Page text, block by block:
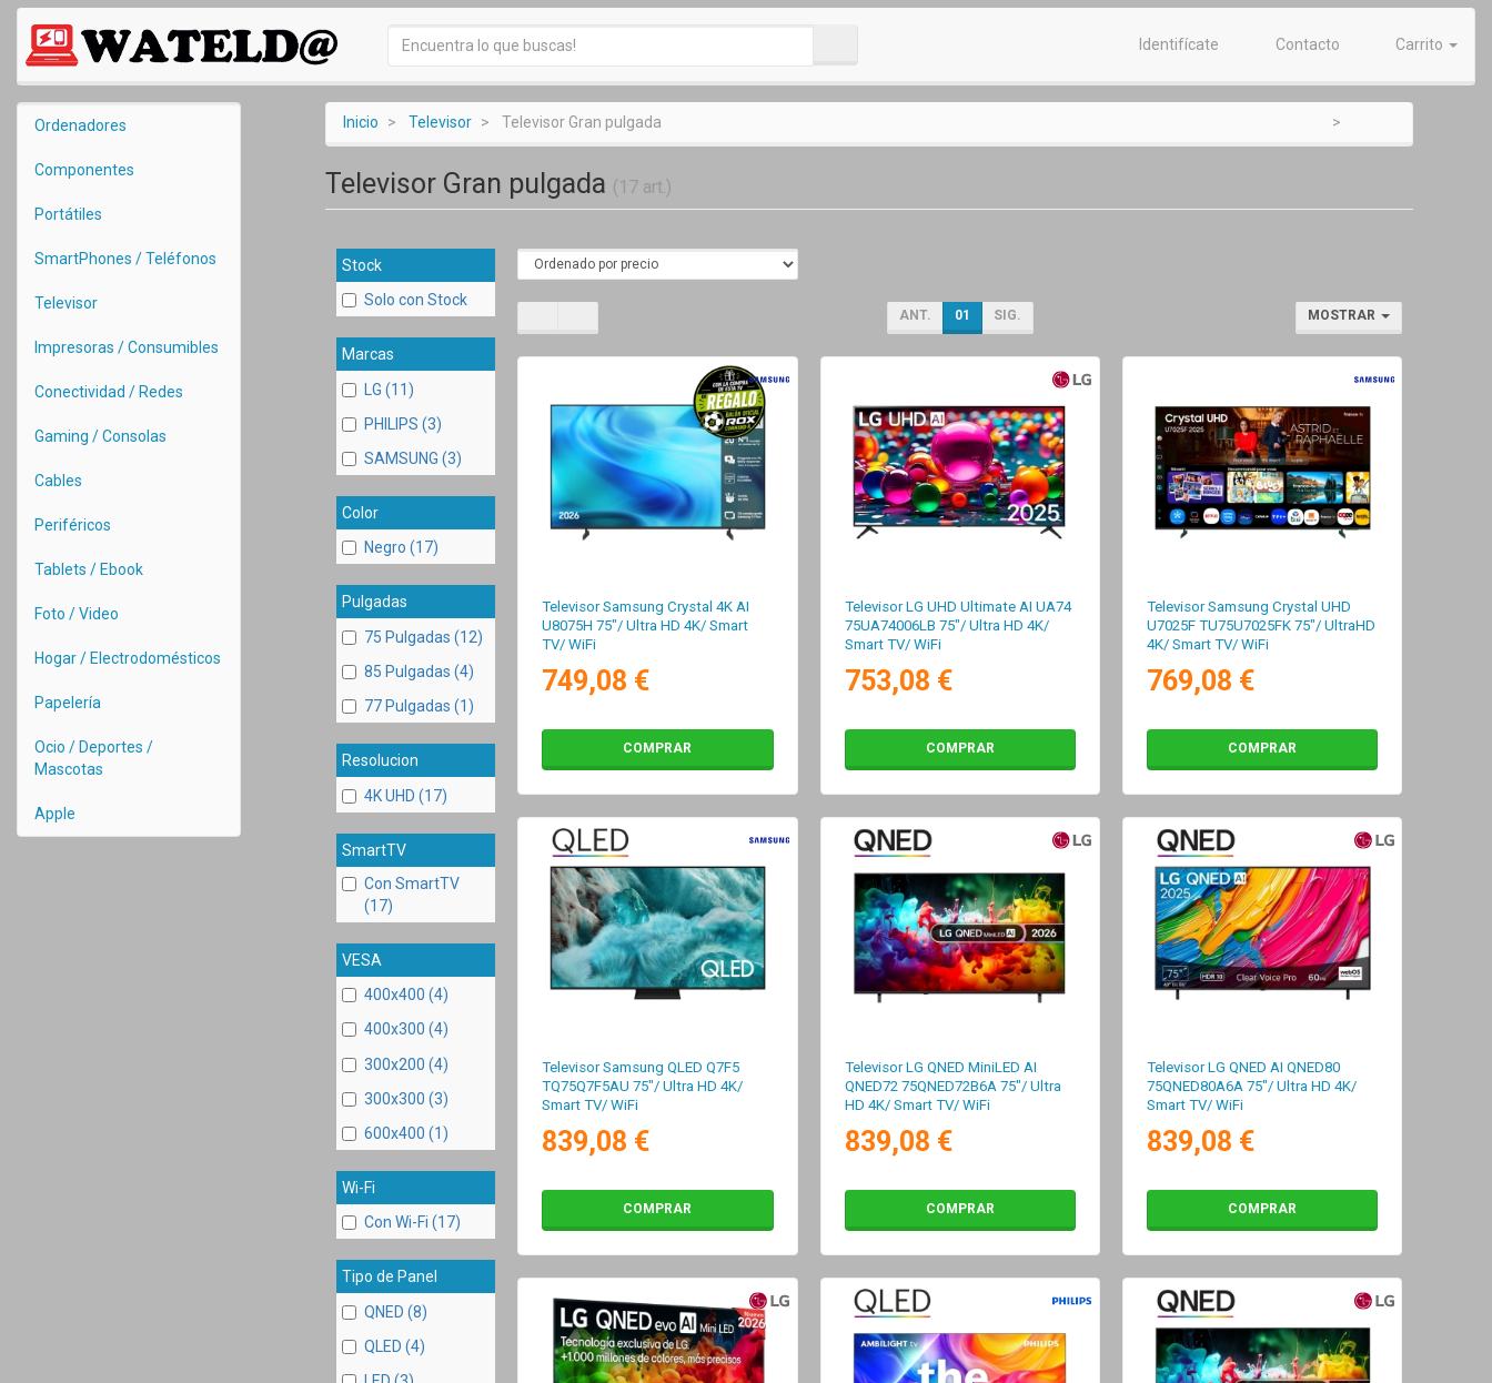
Identifícate Contacto Carrito
Ordenadores
Componentes
Portátiles
SmartPhones / Teléfonos
Televisor
Impresoras / Consumibles
Conectividad / Redes
Gaming / Consolas
Cables
Periféricos
Tablets / Ebook
Foto / Video
Hogar / Electrodomésticos
Papelería
Ocio / Deportes /
Mascotas
Apple
Inicio Televisor Televisor Gran pulgada
Televisor Gran pulgada (17 art.)
Stock
Solo con Stock
Marcas
LG (11)
PHILIPS (3)
SAMSUNG (3)
Color
Negro (17)
Pulgadas
75 Pulgadas (12)
85 Pulgadas (4)
77 Pulgadas (1)
Resolucion
4K UHD (17)
SmartTV
Con SmartTV
(17)
VESA
400x400 (4)
400x300 (4)
300x200 (4)
300x300 (3)
600x400 (1)
Wi-Fi
Con Wi-Fi (17)
Tipo de Panel
QNED (8)
QLED (4)
ANT. 01 SIG. MOSTRAR
Televisor Samsung Crystal 4K AI
U8075H 75"/ Ultra HD 4K/ Smart
TV/ WiFi
749,08 €
COMPRAR
Televisor LG UHD Ultimate AI UA74
75UA74006LB 75"/ Ultra HD 4K/
Smart TV/ WiFi
753,08 €
COMPRAR
Televisor Samsung Crystal UHD
U7025F TU75U7025FK 75"/ UltraHD
4K/ Smart TV/ WiFi
769,08 €
COMPRAR
Televisor Samsung QLED Q7F5
TQ75Q7F5AU 75"/ Ultra HD 4K/
Smart TV/ WiFi
839,08 €
COMPRAR
Televisor LG QNED MiniLED AI
QNED72 75QNED72B6A 75"/ Ultra
HD 4K/ Smart TV/ WiFi
839,08 €
COMPRAR
Televisor LG QNED AI QNED80
75QNED80A6A 75"/ Ultra HD 4K/
Smart TV/ WiFi
839,08 €
COMPRAR